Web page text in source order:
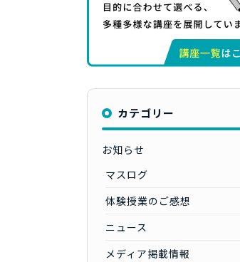
カテゴリー
お知らせ
マスログ
体験授業のご感想
ニュース
メディア掲載情報